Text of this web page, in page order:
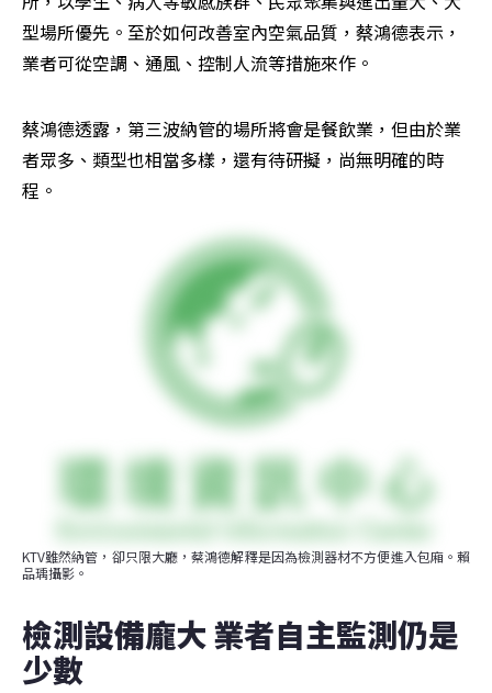
型場所優先。至於如何改善室內空氣品質，蔡鴻德表示，
業者可從空調、通風、控制人流等措施來作。
蔡鴻德透露，第三波納管的場所將會是餐飲業，但由於業
者眾多、類型也相當多樣，還有待研擬，尚無明確的時
程。
KTV雖然納管，卻只限大廳，蔡鴻德解釋是因為檢測器材不方便進入包廂。賴
品瑀攝影。
檢測設備龐大 業者自主監測仍是
少數